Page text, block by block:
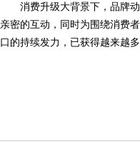
消费升级大背景下，品牌
亲密的互动，同时为围绕消费
口的持续发力，已获得越来越